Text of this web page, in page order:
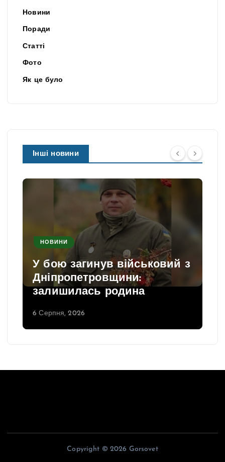
Новини
Поради
Статті
Фото
Як це було
Інші новини
НОВИНИ
У бою загинув військовий з
Дніпропетровщини:
залишилась родина
6 Серпня, 2026
Copyright © 2026 Gorsovet